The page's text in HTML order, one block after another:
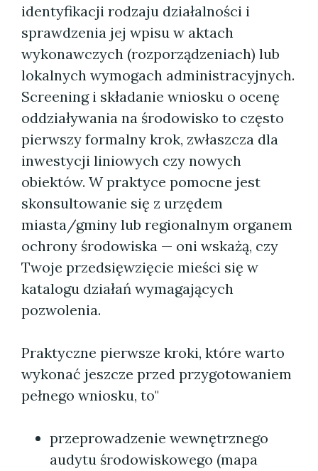
identyfikacji rodzaju działalności i
sprawdzenia jej wpisu w aktach
wykonawczych (rozporządzeniach) lub
lokalnych wymogach administracyjnych.
Screening i składanie wniosku o ocenę
oddziaływania na środowisko to często
pierwszy formalny krok, zwłaszcza dla
inwestycji liniowych czy nowych
obiektów. W praktyce pomocne jest
skonsultowanie się z urzędem
miasta/gminy lub regionalnym organem
ochrony środowiska — oni wskażą, czy
Twoje przedsięwzięcie mieści się w
katalogu działań wymagających
pozwolenia.
Praktyczne pierwsze kroki, które warto
wykonać jeszcze przed przygotowaniem
pełnego wniosku, to"
przeprowadzenie wewnętrznego
audytu środowiskowego (mapa